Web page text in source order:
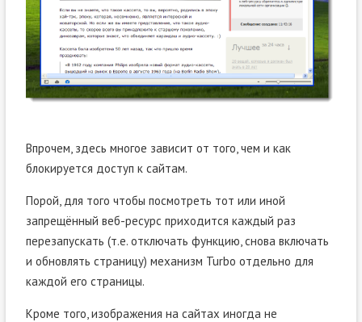
Впрочем, здесь многое зависит от того, чем и как
блокируется доступ к сайтам.
Порой, для того чтобы посмотреть тот или иной
запрещённый веб-ресурс приходится каждый раз
перезапускать (т.е. отключать функцию, снова включать
и обновлять страницу) механизм Turbo отдельно для
каждой его страницы.
Кроме того, изображения на сайтах иногда не